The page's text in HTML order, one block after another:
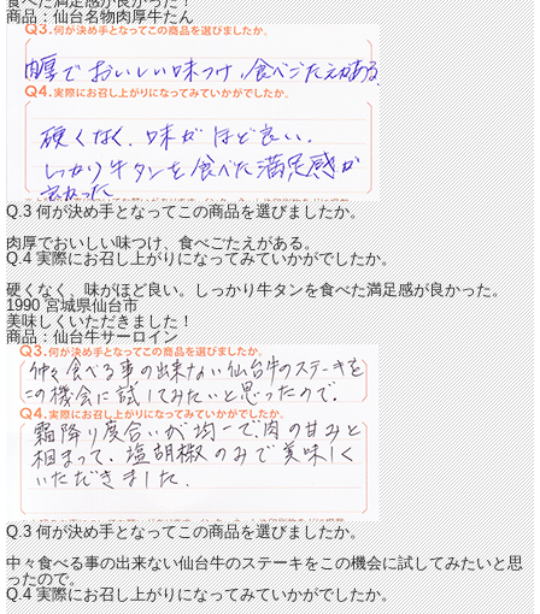
商品：仙台名物肉厚牛たん
Q.3 何が決め手となってこの商品を選びましたか。
肉厚でおいしい味つけ、食べごたえがある。
Q.4 実際にお召し上がりになってみていかがでしたか。
硬くなく、味がほど良い。しっかり牛タンを食べた満足感が良かった。
1990 宮城県仙台市
美味しくいただきました！
商品：仙台牛サーロイン
Q.3 何が決め手となってこの商品を選びましたか。
中々食べる事の出来ない仙台牛のステーキをこの機会に試してみたいと思
ったので。
Q.4 実際にお召し上がりになってみていかがでしたか。